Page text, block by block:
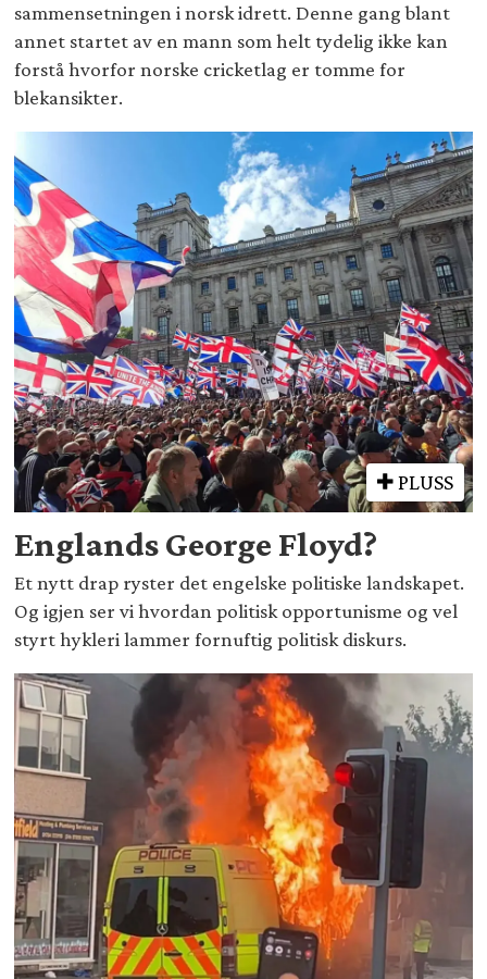
sammensetningen i norsk idrett. Denne gang blant
annet startet av en mann som helt tydelig ikke kan
forstå hvorfor norske cricketlag er tomme for
blekansikter.
PLUSS
Englands George Floyd?
Et nytt drap ryster det engelske politiske landskapet.
Og igjen ser vi hvordan politisk opportunisme og vel
styrt hykleri lammer fornuftig politisk diskurs.